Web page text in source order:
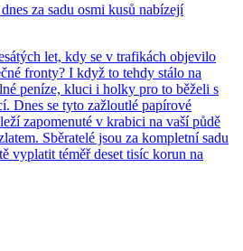
za sadu osmi kusů nabízejí
let, kdy se v trafikách objevilo
fronty? I když to tehdy stálo na
peníze, kluci i holky pro to běželi s
Dnes se tyto zažloutlé papírové
zapomenuté v krabici na vaší půdě
Sběratelé jsou za kompletní sadu
vyplatit téměř deset tisíc korun na